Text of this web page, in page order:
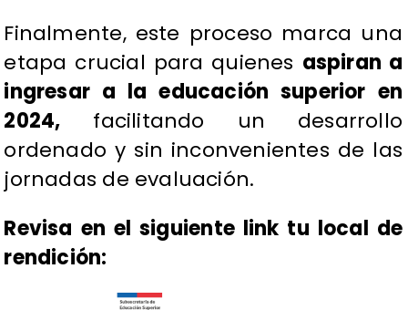
Finalmente, este proceso marca una
etapa crucial para quienes aspiran a
ingresar a la educación superior en
2024, facilitando un desarrollo
ordenado y sin inconvenientes de las
jornadas de evaluación.
Revisa en el siguiente link tu local de
rendición: